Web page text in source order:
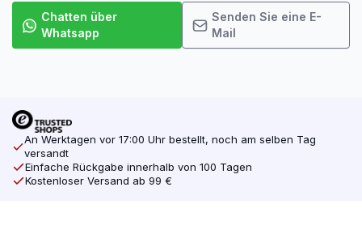
Chatten über
Whatsapp
Senden Sie eine E-
Mail
An Werktagen vor 17:00 Uhr bestellt, noch am selben Tag
versandt
Einfache Rückgabe innerhalb von 100 Tagen
Kostenloser Versand ab 99 €